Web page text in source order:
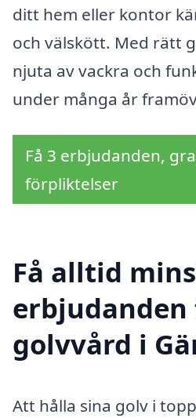
ditt hem eller kontor
och välskött. Med rätt
njuta av vackra och
under många år
Få 3 erbjudanden,
förpliktelser
Få alltid
erbjudanden
golvvård i
Att hålla sina golv i